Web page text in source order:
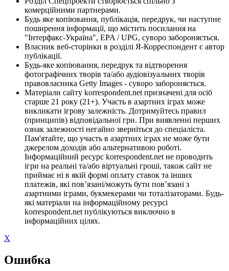
комерційними партнерами.
Будь яке копіювання, публікація, передрук, чи наступне
поширення інформації, що містить посилання на
"Інтерфакс-Україна", EPA / UPG, суворо забороняється.
Власник веб-сторінки в розділі Я-Корреспондент є автор
публікації.
Будь-яке копіювання, передрук та відтворення
фотографічних творів та/або аудіовізуальних творів
правовласника Getty Images - суворо забороняється.
Матеріали сайту korrespondent.net призначені для осіб
старше 21 року (21+). Участь в азартних іграх може
викликати ігрову залежність. Дотримуйтесь правил
(принципів) відповідальної гри. При виявленні перших
ознак залежності негайно зверніться до спеціаліста.
Пам'ятайте, що участь в азартних іграх не може бути
джерелом доходів або альтернативою роботі.
Інформаційний ресурс korrespondent.net не проводить
ігри на реальні та/або віртуальні гроші, також сайт не
приймає ні в якій формі оплату ставок та інших
платежів, які пов’язані/можуть бути пов’язані з
азартними іграми, букмекерами чи тоталізаторами. Будь-
які матеріали на інформаційному ресурсі
korrespondent.net публікуються виключно в
інформаційних цілях.
X
Ошибка